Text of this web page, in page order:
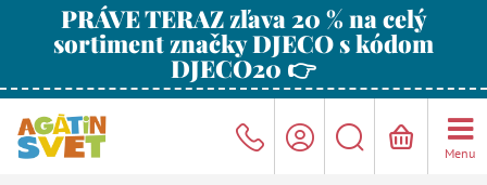
PRÁVE TERAZ zľava 20 % na celý
sortiment značky DJECO s kódom
DJECO20 👉
Menu